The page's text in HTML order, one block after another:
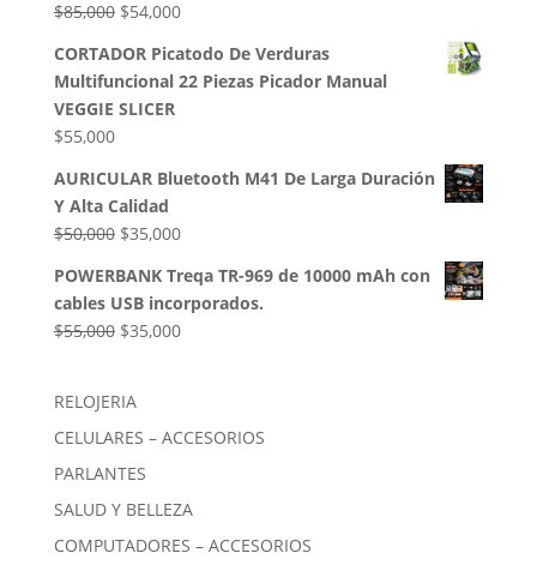
$50,000.$35,000.
$85,000 El
original
era:
$85,000.
$54,000El
actual
es:
CORTADOR Picatodo De Verduras
Multifuncional 22 Piezas Picador Manual
VEGGIE SLICER
$55,000
AURICULAR Bluetooth M41 De Larga Duración
Y Alta Calidad
$50,000 El
original
era:
$50,000.
$35,000El
actual
es:
$35,000.
POWERBANK Treqa TR-969 de 10000 mAh con
cables USB incorporados.
$55,000 El
era:
$55,000.
$35,000El
$35,000.
RELOJERIA
CELULARES – ACCESORIOS
PARLANTES
SALUD Y BELLEZA
COMPUTADORES – ACCESORIOS